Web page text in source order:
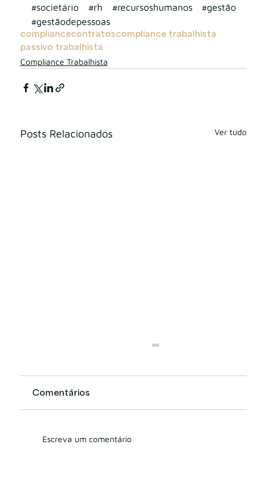
#societário
#rh #recursoshumanos
#gestão
#gestãodepessoas
compliancecontratoscompliance trabalhista
passivo trabalhista
Compliance Trabalhista
Posts Relacionados Ver tudo
Comentários
Escreva um comentário